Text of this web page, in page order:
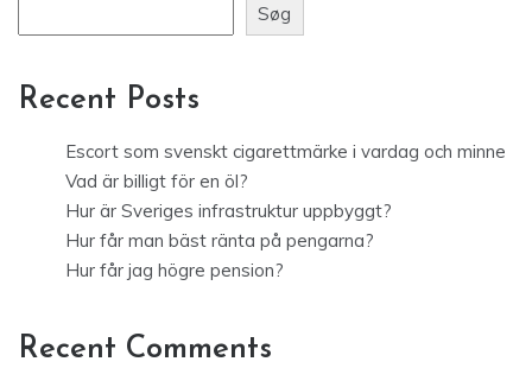
Søg
Recent Posts
Escort som svenskt cigarettmärke i vardag och minne
Vad är billigt för en öl?
Hur är Sveriges infrastruktur uppbyggt?
Hur får man bäst ränta på pengarna?
Hur får jag högre pension?
Recent Comments